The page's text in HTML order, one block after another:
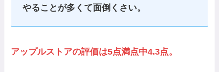
やることが多くて面倒くさい。
アップルストアの評価は5点満点中4.3点。